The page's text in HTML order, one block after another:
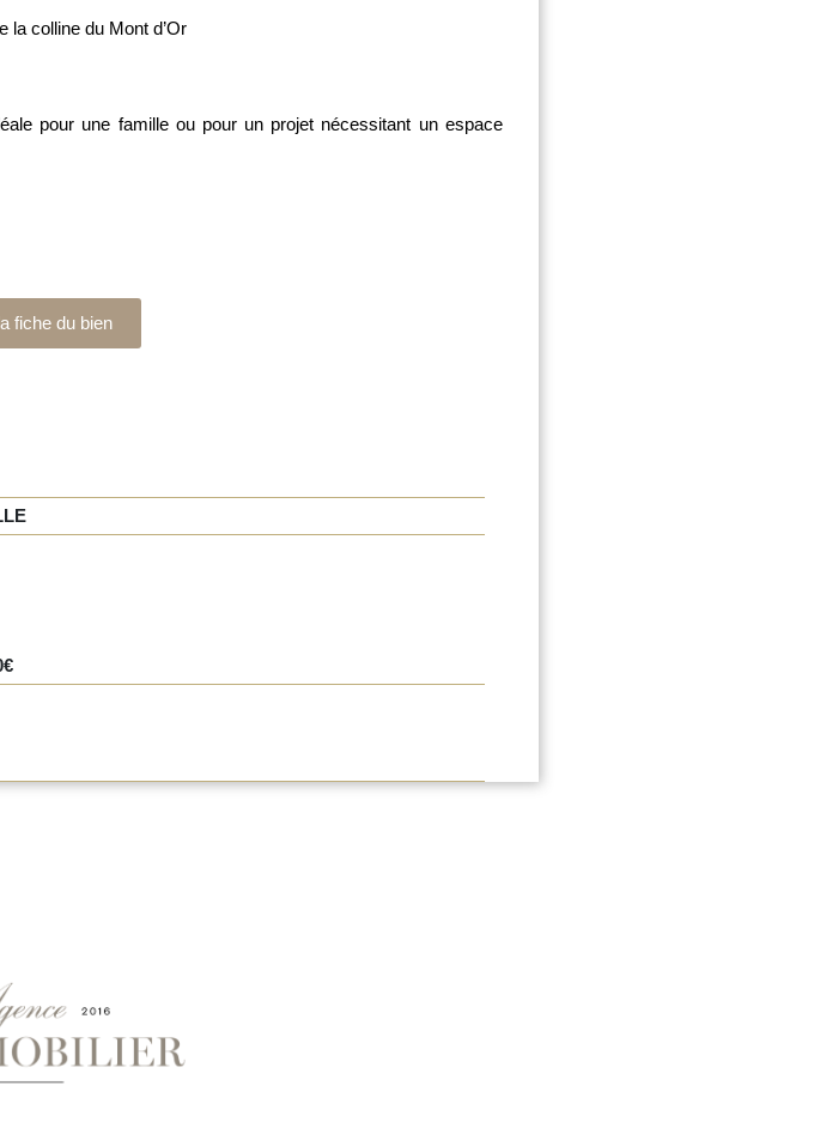
la colline du Mont d’Or
pour une famille ou pour un projet nécessitant un espace
fiche du bien